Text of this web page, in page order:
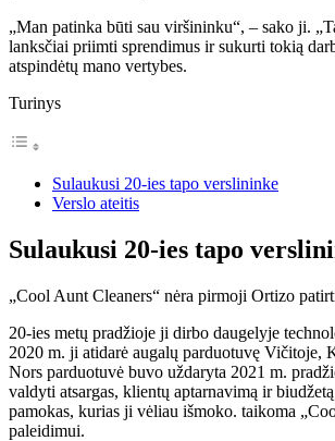
„Man patinka būti sau viršininku“, – sako ji.
lanksčiai priimti sprendimus ir sukurti tokią
atspindėtų mano vertybes.
Turinys
Sulaukusi 20-ies tapo verslininke
Verslo ateitis
Sulaukusi 20-ies tapo
„Cool Aunt Cleaners“ nėra pirmoji Ortizo
20-ies metų pradžioje ji dirbo daugelyje
2020 m. ji atidarė augalų parduotuvę Vičitoje,
Nors parduotuvė buvo uždaryta 2021 m.
valdyti atsargas, klientų aptarnavimą ir
pamokas, kurias ji vėliau išmoko. taikoma
paleidimui.